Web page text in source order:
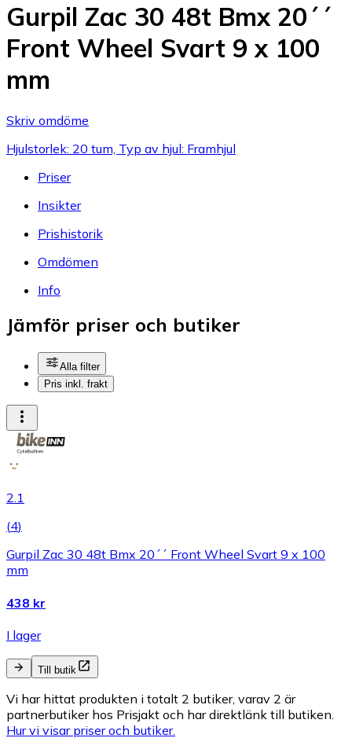
Gurpil Zac 30 48t Bmx 20´´
Front Wheel Svart 9 x 100
mm
Skriv omdöme
Hjulstorlek: 20 tum, Typ av hjul: Framhjul
Priser
Insikter
Prishistorik
Omdömen
Info
Jämför priser och butiker
Alla filter
Pris inkl. frakt
2.1
(4)
Gurpil Zac 30 48t Bmx 20´´ Front Wheel Svart 9 x 100
mm
438 kr
I lager
Till butik
Vi har hittat produkten i totalt 2 butiker, varav 2 är
partnerbutiker hos Prisjakt och har direktlänk till butiken.
Hur vi visar priser och butiker.